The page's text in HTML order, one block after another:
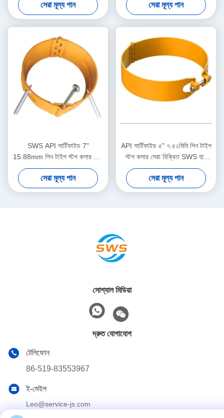
কেসিং সেন্ট্রালাইজার সরঞ্জাম
সেরা মূল্য পান
কেসিং সেন্ট্রালাইজার টুল
সেরা মূল্য পান
SWS API সার্টিফাইড 7"
15.88mm পিন টাইপ স্টপ কলার তেল
ও গ্যাস কেসিং সেন্ট্রালাইজার
অ্যাপ্লিকেশনের জন্য 1 বছরের ওয়ারেন্টি
সেরা মূল্য পান
API সার্টিফাইড ৫" ৭.৫২মিমি পিন টাইপ
স্টপ কলার সেরা বিক্রিত SWS হাই
কার্বন স্টিল মুভমেন্ট লিমিটার কেসিং
সেন্ট্রালাইজারদের জন্য
সেরা মূল্য পান
সোশ্যাল মিডিয়া
দ্রুত যোগাযোগ
টেলিফোন
86-519-83553967
ই-মেইল
Leo@service-js.com